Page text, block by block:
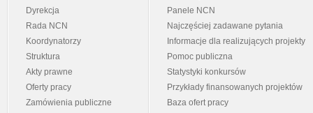
Dyrekcja
Rada NCN
Koordynatorzy
Struktura
Akty prawne
Oferty pracy
Zamówienia publiczne
Panele NCN
Najczęściej zadawane pytania
Informacje dla realizujących projekty
Pomoc publiczna
Statystyki konkursów
Przykłady finansowanych projektów
Baza ofert pracy